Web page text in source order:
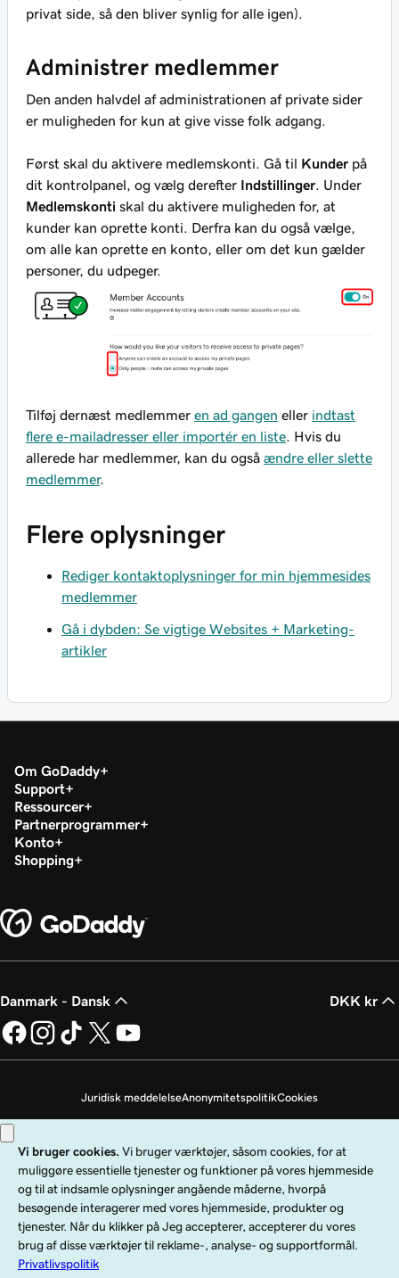
privat side, så den bliver synlig for alle igen).
Administrer medlemmer
Den anden halvdel af administrationen af private sider
er muligheden for kun at give visse folk adgang.
Først skal du aktivere medlemskonti. Gå til Kunder på
dit kontrolpanel, og vælg derefter Indstillinger . Under
Medlemskonti skal du aktivere muligheden for, at
kunder kan oprette konti. Derfra kan du også vælge,
om alle kan oprette en konto, eller om det kun gælder
personer, du udpeger.
Tilføj dernæst medlemmer en ad gangen eller indtast
flere e-mailadresser eller importér en liste . Hvis du
allerede har medlemmer, kan du også ændre eller slette
medlemmer.
Flere oplysninger
Rediger kontaktoplysninger for min hjemmesides
medlemmer
Gå i dybden: Se vigtige Websites + Marketing-
artikler
Om GoDaddy
Support
Ressourcer
Partnerprogrammer
Konto
Shopping
Danmark - Dansk DKK kr
Juridisk meddelelseAnonymitetspolitikCookies
Copyright © 1999 - 2026 GoDaddy Operating Company, LLC. Alle rettigheder
forbeholdes. GoDaddy-ordmærket er et registreret varemærke tilhørende
GoDaddy Operating Company, LLC i USA og andre lande. "GO"-logoet er et
registreret varemærke tilhørende GoDaddy.com, LLC i USA.
Brug af denne hjemmeside er underlagt udtrykkelige brugsbetingelser. Ved at
bruge denne hjemmeside accepterer du, at du er bundet af disse